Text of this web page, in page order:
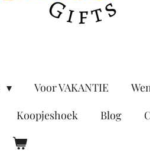
Voor VAKANTIE
Koopjeshoek Blog